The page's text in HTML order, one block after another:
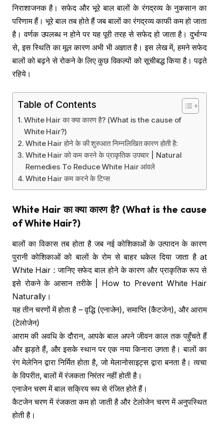
निराशाजनक है। सफेद और भूरे बाल बालों के रंगद्रव्य के नुकसान का
परिणाम हैं। भूरे बाल तब होते हैं जब बालों का रंगद्रव्य काफी कम हो जाता
है। वर्णक उपलब्ध न होने पर यह पूरी तरह से सफेद हो जाता है। दुर्भाग्य
से, इस स्थिति का मूल कारण अभी भी अज्ञात है। इस लेख में, हमने सफेद
बालों को बढ़ने से रोकने के लिए कुछ विकल्पों को सूचीबद्ध किया है। पढ़ते
रहिये।
Table of Contents
White Hair का क्या कारण है? (What is the cause of
White Hair?)
White Hair होने के की शुरुआत निम्नलिखित कारण होती है:
White Hair को कम करने के प्राकृतिक उपचार | Natural
Remedies To Reduce White Hair आंवले
White Hair कम करने के टिप्स
White Hairका क्या कारण है? (What is the cause
of White Hair?)
बालों का विकास तब होता है जब नई कोशिकाओं के उत्पादन के कारण
पुरानी कोशिकाओं को बालों के रोम से बाहर धकेल दिया जाता है at
White Hair : जानिए सफेद बाल होने के कारण और प्राकृतिक रूप से
इसे रोकने के आसान तरीके | How to Prevent White Hair
Naturally।
यह तीन चरणों में होता है – वृद्धि (एनाजेन), समाप्ति (कैटजेन), और आराम
(टेलोजेन)
आराम की अवधि के दौरान, आपके बाल अपने जीवन काल तक पहुँचते हैं
और झड़ते हैं, और इसके स्थान पर एक नया किनारा उगता है। बालों का
रंग मेलेनिन द्वारा निर्मित होता है, जो मेलानोसाइट्स द्वारा बनता है। त्वचा
के विपरीत, बालों में रंजकता निरंतर नहीं होती है।
एनाजेन चरण में बाल सक्रिय रूप से रंजित होते हैं।
कैटजेन चरण में रंजकता कम हो जाती है और टेलोजेन चरण में अनुपस्थित
होती है।